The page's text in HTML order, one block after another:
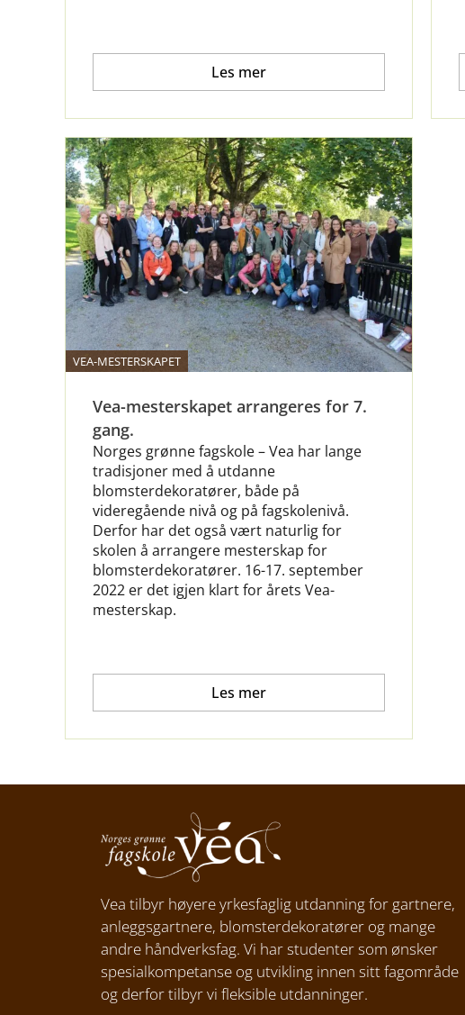
Les mer
VEA-MESTERSKAPET
Vea-mesterskapet arrangeres for 7.
gang.
Norges grønne fagskole – Vea har lange
tradisjoner med å utdanne
blomsterdekoratører, både på
videregående nivå og på fagskolenivå.
Derfor har det også vært naturlig for
skolen å arrangere mesterskap for
blomsterdekoratører. 16-17. september
2022 er det igjen klart for årets Vea-
mesterskap.
Les mer
Vea tilbyr høyere yrkesfaglig utdanning for gartnere,
anleggsgartnere, blomsterdekoratører og mange
andre håndverksfag. Vi har studenter som ønsker
spesialkompetanse og utvikling innen sitt fagområde
og derfor tilbyr vi fleksible utdanninger.